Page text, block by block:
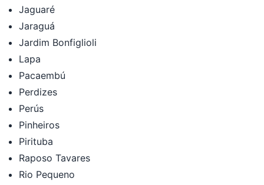
Jaguaré
Jaraguá
Jardim Bonfiglioli
Lapa
Pacaembú
Perdizes
Perús
Pinheiros
Pirituba
Raposo Tavares
Rio Pequeno